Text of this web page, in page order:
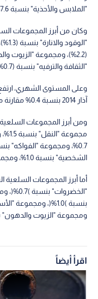
"الملابس والأحذية" بنسبة 7.6%، ومجموعة "الفواكه" بنسبة 7.6%.
وكان من أبرز المجموعات
"الثقافة والترفيه" بنسبة (0.7%).
وعلى المستوى الشهري،
آذار 2014 بنسبة 0.4% مقارنة مع شهر شباط الذي سبقه.
ومن أبرز المجموعات
الشخصية" بنسبة 1.0%، ومجموعة "الوقود والانارة" بنسبة 0.5%.
أما أبرز المجموعات
ومجموعة "الزيوت والدهون"
اقرأ أيضاً